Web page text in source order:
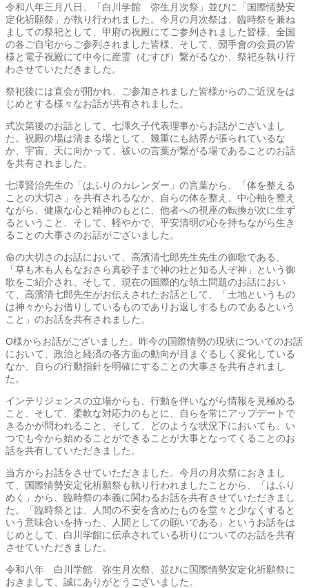
令和八年三月八日、「白川学館 弥生月次祭」並びに「国際情勢安
定化祈願祭」が執り行われました。今月の月次祭は、臨時祭を兼ね
ましての祭祀として、甲府の祝殿にてご参列されました皆様、全国
の各ご自宅からご参列されました皆様、そして、圀手會の会員の皆
様と電子祝殿にて中今に産霊（むすび）繋がるなか、祭祀を執り行
わさせていただきました。
祭祀後には直会が開かれ、ご参加されました皆様からのご近況をは
じめとする様々なお話が共有されました。
式次第後のお話として、七澤久子代表理事からお話がございまし
た。祝殿の場は清まる場として、幾重にも結界が張られているな
か、宇宙、天に向かって、祓いの言葉が繋がる場であることのお話
を共有されました。
七澤賢治先生の「はふりのカレンダー」の言葉から、「体を整える
ことの大切さ」を共有されるなか、自らの体を整え、中心軸を整え
ながら、健康な心と精神のもとに、他者への視座の転換が次に生ず
るということ、そして、軽やかで、平安清明の心を持ちながら生き
ることの大事さのお話がございました。
命の大切さのお話において、高濱清七郎先生先生の御歌である、
「草も木も人もなおさら真砂子まで神の社と知る人ぞ神」という御
歌をご紹介され、そして、現在の国際的な領土問題のお話におい
て、高濱清七郎先生がお伝えされたお話として、「土地というもの
は神々からお借りしているものでありお返しするものであるという
こと」のお話を共有されました。
O様からお話がございました。昨今の国際情勢の現状についてのお話
において、政治と経済の各方面の動向が目まぐるしく変化している
なか、自らの行動指針を明確にすることの大事さを共有されまし
た。
インテリジェンスの立場からも、行動を伴いながら情報を見極める
こと、そして、柔軟な対応力のもとに、自らを常にアップデートで
きるかが問われること、そして、どのような状況下においても、い
つでも今から始めることができることが大事となってくることのお
話を共有していただきました。
当方からお話をさせていただきました。今月の月次祭におきまし
て、国際情勢安定化祈願祭も執り行われましたことから、「はふり
めく」から、臨時祭の本義に関わるお話を共有させていただきまし
た。「臨時祭とは、人間の不安を含めたものを堂々と少なくすると
いう意味合いを持った、人間としての願いである」というお話をは
じめとして、白川学館に伝承されている祈りについてのお話を共有
させていただきました。
令和八年 白川学館 弥生月次祭、並びに国際情勢安定化祈願祭に
おきまして、誠にありがとうございました。